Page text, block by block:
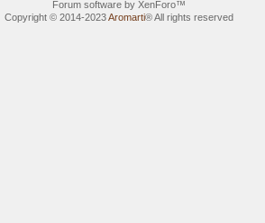
Forum software by XenForo™
Copyright © 2014-2023Aromarti®All rights reserved